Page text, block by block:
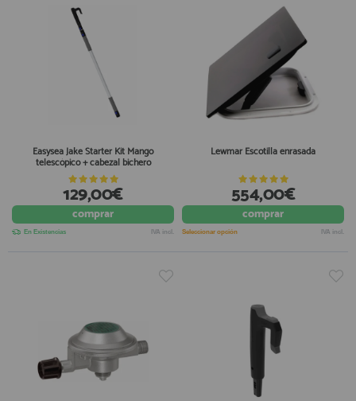
Easysea Jake Starter Kit Mango
telescópico + cabezal bichero
129,00€
comprar
En Existencias IVA incl.
Lewmar Escotilla enrasada
554,00€
comprar
Seleccionar opción IVA incl.